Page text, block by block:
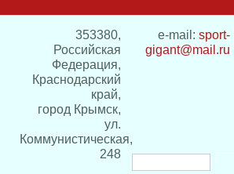
353380,
Российская
Федерация,
Краснодарский
край,
город Крымск,
ул.
Коммунистическая,
248
e-mail: sport-
gigant@mail.ru